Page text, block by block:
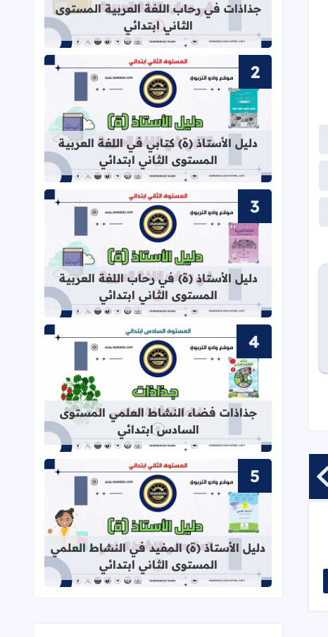
جذاذات في رحاب اللغة العربية المستوى
الثاني ابتدائي
قراءة المزيد عن دليل الأستاذ (ة)
دليل الأستاذ (ة) كتابي في اللغة العربية
المستوى الثاني ابتدائي
قراءة المزيد عن دليل الأستاذ (ة) في
دليل الأستاذ (ة) في رحاب اللغة العربية
المستوى الثاني ابتدائي
قراءة المزيد عن جذاذات فضاء
جذاذات فضاء النشاط العلمي المستوى
السادس ابتدائي
قراءة المزيد عن دليل الأستاذ (ة)
دليل الأستاذ (ة) المفيد في النشاط العلمي
المستوى الثاني ابتدائي